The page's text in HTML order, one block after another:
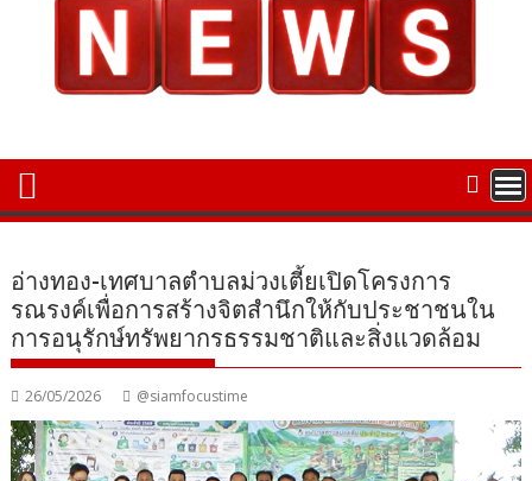
อ่างทอง-เทศบาลตำบลม่วงเตี้ยเปิดโครงการ
รณรงค์เพื่อการสร้างจิตสำนึกให้กับประชาชนใน
การอนุรักษ์ทรัพยากรธรรมชาติและสิ่งแวดล้อม
26/05/2026 @siamfocustime